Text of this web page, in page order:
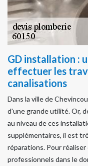
GD installation :
effectuer les
canalisations
Dans la ville de
d'une grande utilité. Or,
au niveau de ces
supplémentaires, il est
réparations. Pour
professionnels dans le